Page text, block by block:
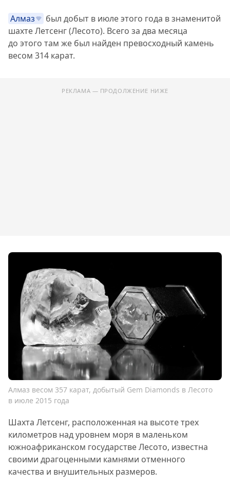
Алмаз
был добыт в июле этого года в знаменитой
шахте Летсенг (Лесото). Всего за два месяца
до этого там же был найден превосходный камень
весом 314 карат.
РЕКЛАМА — ПРОДОЛЖЕНИЕ НИЖЕ
Алмаз весом 357 карат, добытый Gem Diamonds в Лесото
в июле 2015 года
Шахта Летсенг, расположенная на высоте трех
километров над уровнем моря в маленьком
южноафриканском государстве Лесото, известна
своими драгоценными камнями отменного
качества и внушительных размеров.